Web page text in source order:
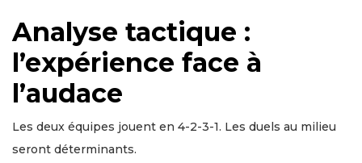
Analyse tactique :
l’expérience face à
l’audace
Les deux équipes jouent en 4-2-3-1. Les duels au milieu
seront déterminants.